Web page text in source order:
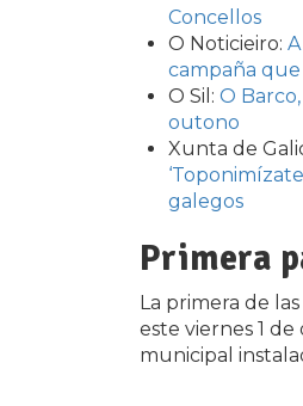
Concellos
O Noticieiro:
campaña
O Sil: O
outono
Xunta de
galegos
Primera
La primera de
este viernes 1
municipal